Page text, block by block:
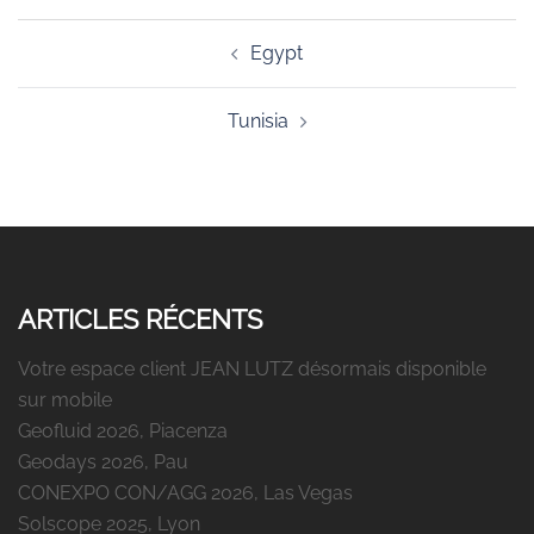
Egypt
Tunisia
ARTICLES RÉCENTS
Votre espace client JEAN LUTZ désormais disponible
sur mobile
Geofluid 2026, Piacenza
Geodays 2026, Pau
CONEXPO CON/AGG 2026, Las Vegas
Solscope 2025, Lyon